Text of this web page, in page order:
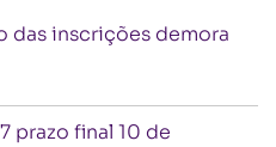
das inscrições demora
prazo final 10 de